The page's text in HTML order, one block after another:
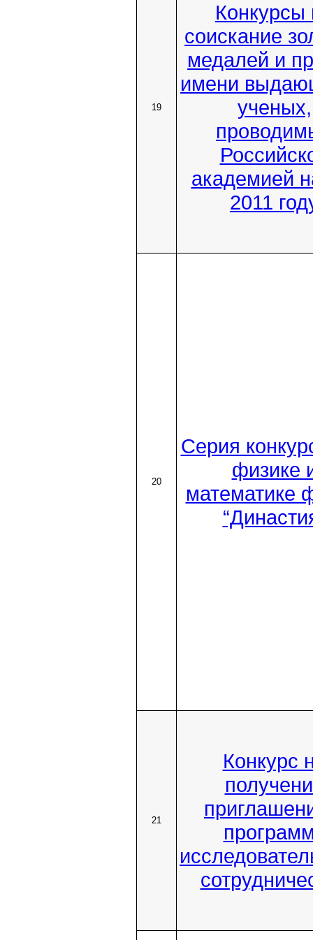
19
Конкурсы
соискание
медалей и
имени
ученых,
академией
2011
20
Серия
физике
математике
21
Конкурс